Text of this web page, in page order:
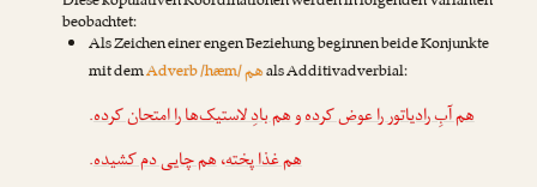
beobachtet:
Als Zeichen einer engen Beziehung beginnen beide Konjunkte
mit demAdverb /hæm/همals Additivadverbial:
هم آبِ رادیاتور را عوض کردهوهم بادِ لاستیک‌ها را امتحان کرده.
هم غذا پخته،هم چایی دم کشیده.